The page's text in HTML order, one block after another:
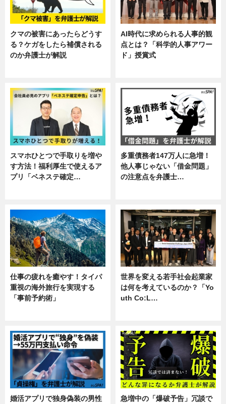
クマの被害にあったらどうす
る？ケガをしたら補償される
のか弁護士が解説
AI時代に求められる人事的観
点とは？「科学的人事アワー
ド」授賞式
スマホひとつで手取りを増や
す方法！福利厚生で使えるア
プリ「ベネステ確定…
多重債務者147万人に急増！
他人事じゃない「借金問題」
の注意点を弁護士…
仕事の疲れを癒やす！タイパ
重視の海外旅行を実現する
「事前予約術」
世界を変える若手社会起業家
は何を考えているのか？「Yo
uth Co:L…
婚活アプリで独身偽装の男性
急増中の「爆破予告」冗談で